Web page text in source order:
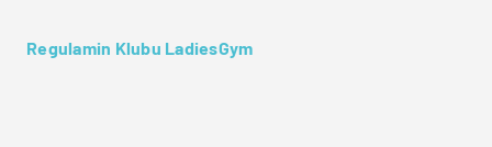
Regulamin Klubu LadiesGym